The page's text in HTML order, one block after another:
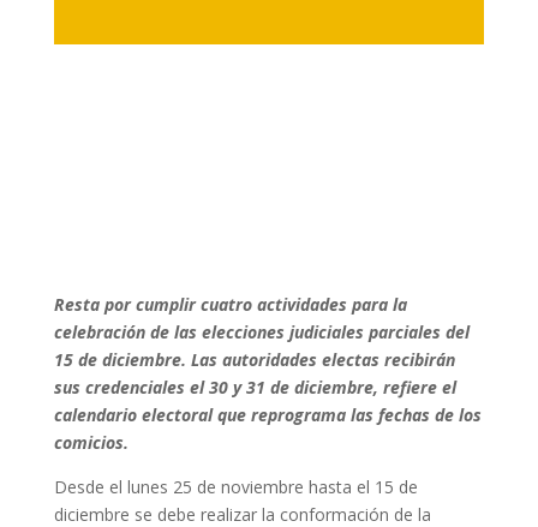
Resta por cumplir cuatro actividades para la
celebración de las elecciones judiciales parciales del
15 de diciembre. Las autoridades electas recibirán
sus credenciales el 30 y 31 de diciembre, refiere el
calendario electoral que reprograma las fechas de los
comicios.
Desde el lunes 25 de noviembre hasta el 15 de
diciembre se debe realizar la conformación de la